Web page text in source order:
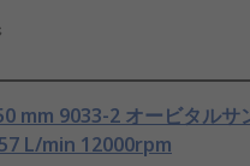
mm 9033-2 オービタルサ
L/min 12000rpm